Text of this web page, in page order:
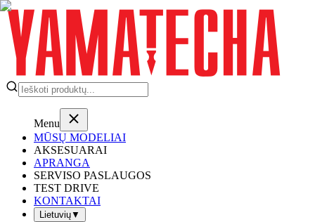
Menu
MŪSŲ MODELIAI
AKSESUARAI
APRANGA
SERVISO PASLAUGOS
TEST DRIVE
KONTAKTAI
Lietuvių▼